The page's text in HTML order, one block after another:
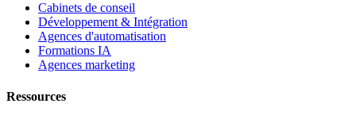
Cabinets de conseil
Développement & Intégration
Agences d'automatisation
Formations IA
Agences marketing
Ressources